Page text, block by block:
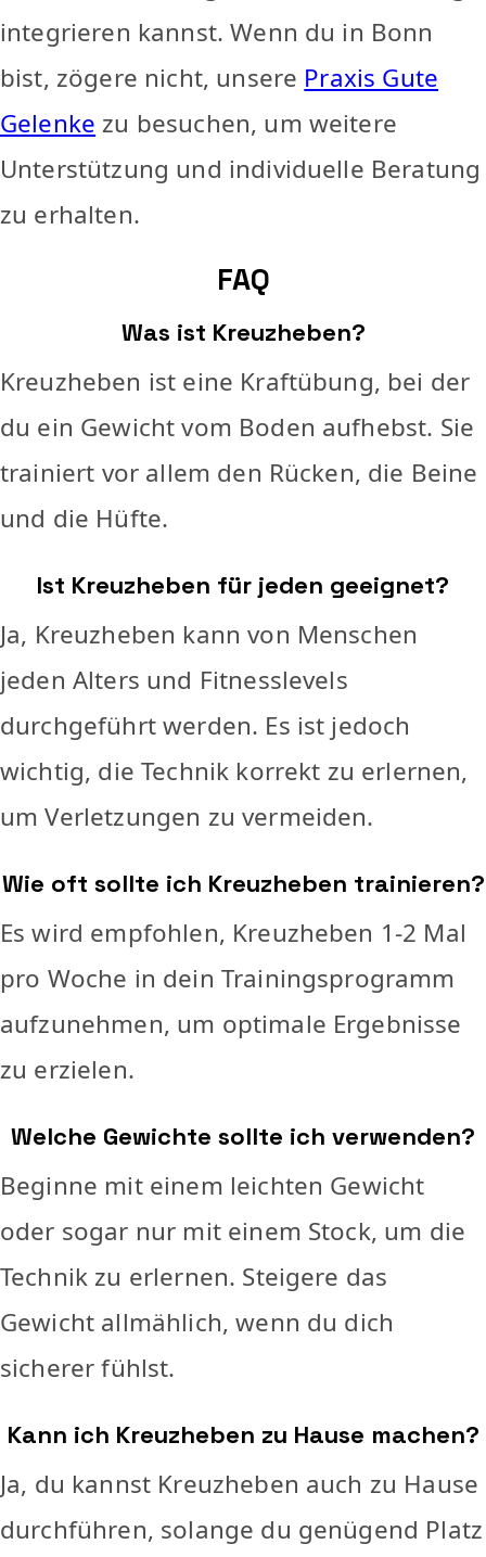
integrieren kannst. Wenn du in Bonn
bist, zögere nicht, unsere Praxis Gute
Gelenke zu besuchen, um weitere
Unterstützung und individuelle Beratung
zu erhalten.
FAQ
Was ist Kreuzheben?
Kreuzheben ist eine Kraftübung, bei der
du ein Gewicht vom Boden aufhebst. Sie
trainiert vor allem den Rücken, die Beine
und die Hüfte.
Ist Kreuzheben für jeden geeignet?
Ja, Kreuzheben kann von Menschen
jeden Alters und Fitnesslevels
durchgeführt werden. Es ist jedoch
wichtig, die Technik korrekt zu erlernen,
um Verletzungen zu vermeiden.
Wie oft sollte ich Kreuzheben trainieren?
Es wird empfohlen, Kreuzheben 1-2 Mal
pro Woche in dein Trainingsprogramm
aufzunehmen, um optimale Ergebnisse
zu erzielen.
Welche Gewichte sollte ich verwenden?
Beginne mit einem leichten Gewicht
oder sogar nur mit einem Stock, um die
Technik zu erlernen. Steigere das
Gewicht allmählich, wenn du dich
sicherer fühlst.
Kann ich Kreuzheben zu Hause machen?
Ja, du kannst Kreuzheben auch zu Hause
durchführen, solange du genügend Platz